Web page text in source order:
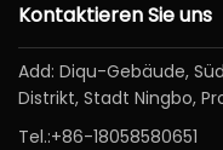
Kontaktieren Sie uns
Add: Diqu-Gebäude,
Distrikt, Stadt Ningbo,
Tel.:+86-18058580651